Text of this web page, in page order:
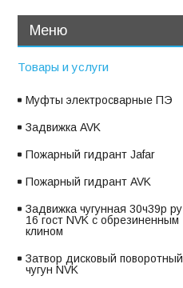
Товары и услуги
Муфты электросварные ПЭ
Задвижка AVK
Пожарный гидрант Jafar
Пожарный гидрант AVK
Задвижка чугунная 30ч39р ру
16 гост NVK с обрезиненным
клином
Затвор дисковый поворотный
чугун NVK